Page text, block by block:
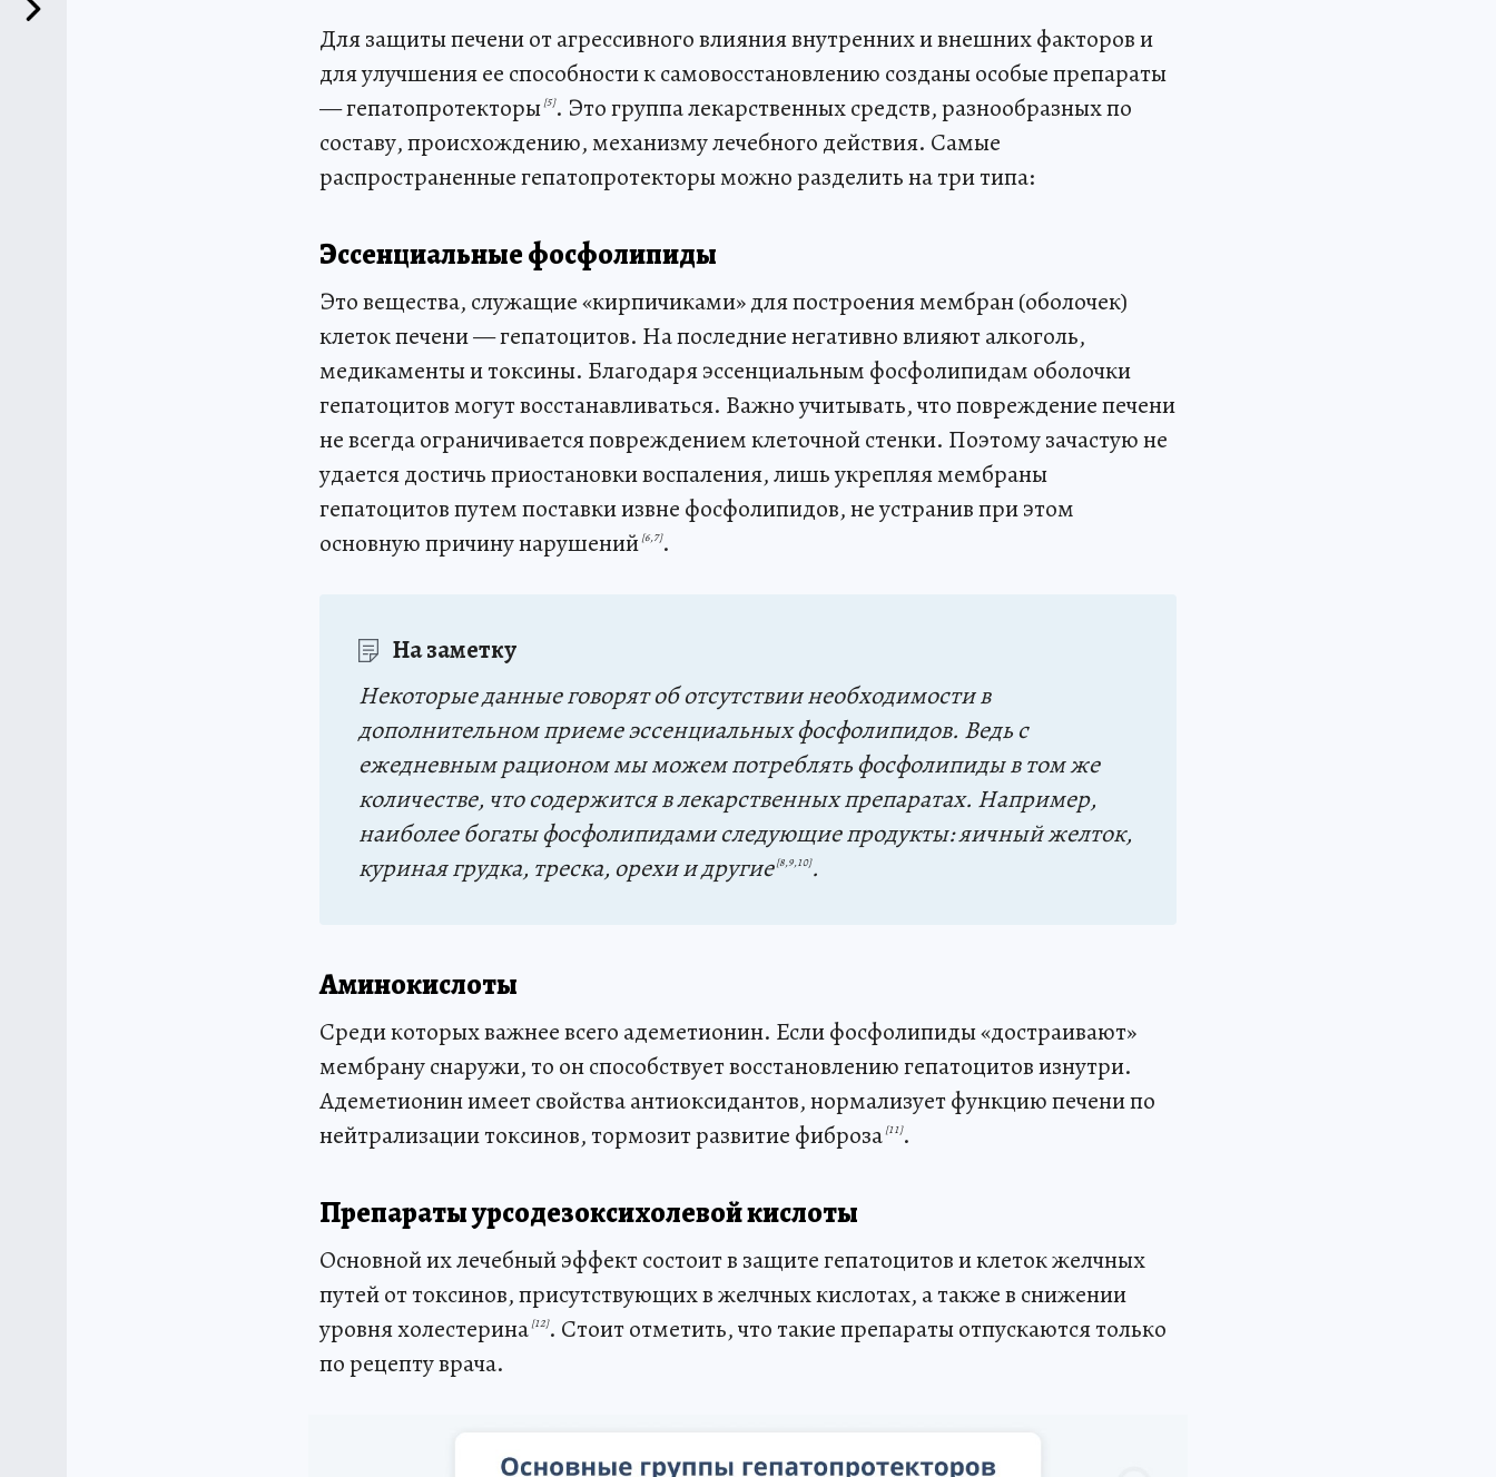
Для защиты печени от агрессивного влияния внутренних и внешних факторов и
для улучшения ее способности к самовосстановлению созданы особые препараты
— гепатопротекторы [5]. Это группа лекарственных средств, разнообразных по
составу, происхождению, механизму лечебного действия. Самые
распространенные гепатопротекторы можно разделить на три типа:
Эссенциальные фосфолипиды
Это вещества, служащие «кирпичиками» для построения мембран (оболочек)
клеток печени — гепатоцитов. На последние негативно влияют алкоголь,
медикаменты и токсины. Благодаря эссенциальным фосфолипидам оболочки
гепатоцитов могут восстанавливаться. Важно учитывать, что повреждение печени
не всегда ограничивается повреждением клеточной стенки. Поэтому зачастую не
удается достичь приостановки воспаления, лишь укрепляя мембраны
гепатоцитов путем поставки извне фосфолипидов, не устранив при этом
основную причину нарушений [6,7].
На заметку
Некоторые данные говорят об отсутствии необходимости в
дополнительном приеме эссенциальных фосфолипидов. Ведь с
ежедневным рационом мы можем потреблять фосфолипиды в том же
количестве, что содержится в лекарственных препаратах. Например,
наиболее богаты фосфолипидами следующие продукты: яичный желток,
куриная грудка, треска, орехи и другие [8,9,10].
Аминокислоты
Среди которых важнее всего адеметионин. Если фосфолипиды «достраивают»
мембрану снаружи, то он способствует восстановлению гепатоцитов изнутри.
Адеметионин имеет свойства антиоксидантов, нормализует функцию печени по
нейтрализации токсинов, тормозит развитие фиброза [11].
Препараты урсодезоксихолевой кислоты
Основной их лечебный эффект состоит в защите гепатоцитов и клеток желчных
путей от токсинов, присутствующих в желчных кислотах, а также в снижении
уровня холестерина [12]. Стоит отметить, что такие препараты отпускаются только
по рецепту врача.